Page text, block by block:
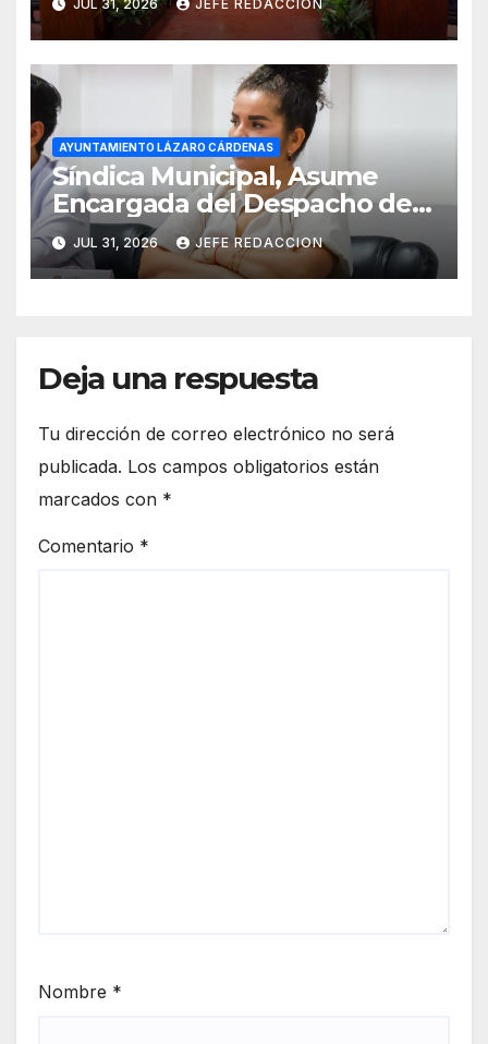
JUL 31, 2026 JEFE REDACCION
AYUNTAMIENTO LÁZARO CÁRDENAS
Síndica Municipal, Asume
Encargada del Despacho de
Presidencia
JUL 31, 2026 JEFE REDACCION
Deja una respuesta
Tu dirección de correo electrónico no será
publicada. Los campos obligatorios están
marcados con *
Comentario *
Nombre *